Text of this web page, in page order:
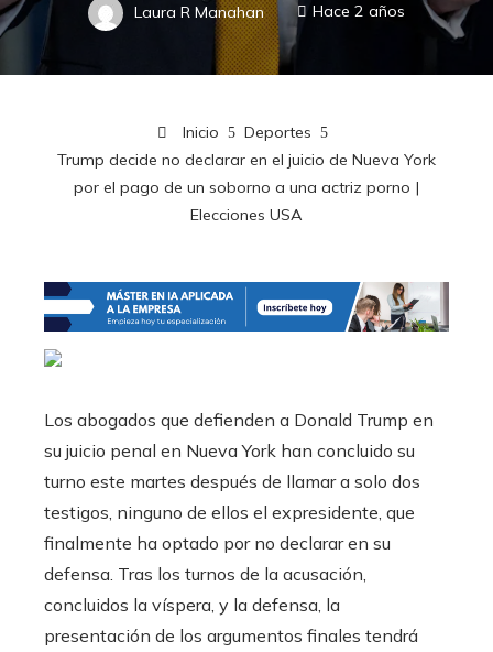
Laura R Manahan Hace 2 años
Inicio
Deportes
Trump decide no declarar en el juicio de Nueva York
por el pago de un soborno a una actriz porno |
Elecciones USA
Los abogados que defienden a Donald Trump en
su juicio penal en Nueva York han concluido su
turno este martes después de llamar a solo dos
testigos, ninguno de ellos el expresidente, que
finalmente ha optado por no declarar en su
defensa. Tras los turnos de la acusación,
concluidos la víspera, y la defensa, la
presentación de los argumentos finales tendrá